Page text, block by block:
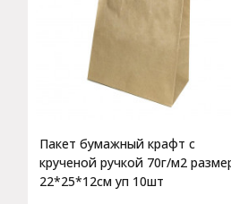
Пакет бумажный крафт с
крученой ручкой 70г/м2
22*25*12см уп 10шт